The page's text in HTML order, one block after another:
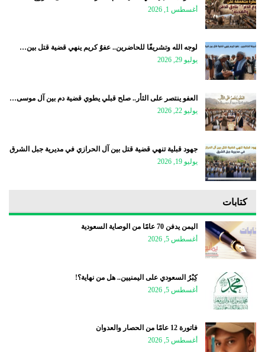
أغسطس 1, 2026
لوجه الله وتشريفًا للحاضرين.. عفوٌ كريم ينهي قضية قتل بين…
يوليو 29, 2026
العفو ينتصر على الثأر.. صلح قبلي يطوي قضية دم بين آل موسى…
يوليو 22, 2026
جهود قبلية تنهي قضية قتل بين آل الحرازي في مديرية جبل الشرق
يوليو 19, 2026
كتابات
اليمن يدفن 70 عامًا من الوصاية السعودية
أغسطس 5, 2026
كِبْرُ السعودي على اليمنيين.. هل من نهاية؟!
أغسطس 5, 2026
فاتورة 12 عامًا من الحصار والعدوان
أغسطس 5, 2026